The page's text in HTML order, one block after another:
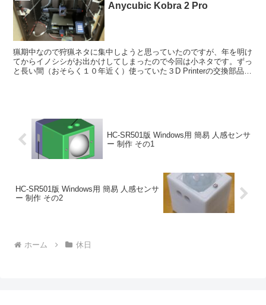
Anycubic Kobra 2 Pro
猟期中なので狩猟ネタに集中しようと思っていたのですが、年を明け
てからイノシシがお出かけしてしまったので今回は小ネタです。ずっ
と長い間（おそらく１０年近く）使っていた３D Printerの交換部品、
HC-SR501版 Windows用 簡易 人感センサ
ー 制作 その1
HC-SR501版 Windows用 簡易 人感センサ
ー 制作 その2
ホーム 休日